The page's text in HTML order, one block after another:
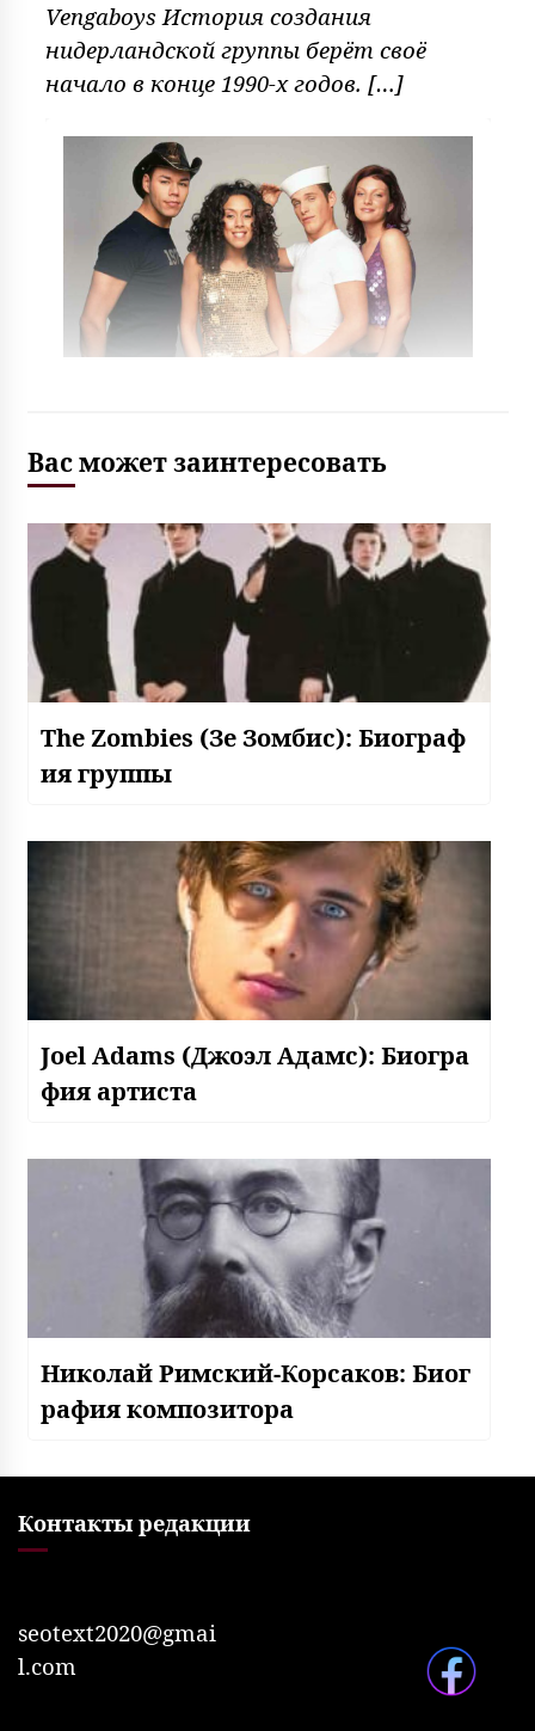
Vengaboys История создания
нидерландской группы берёт своё
начало в конце 1990-х годов. […]
Вас может заинтересовать
The Zombies (Зе Зомбис): Биограф
ия группы
Joel Adams (Джоэл Адамс): Биогра
фия артиста
Николай Римский-Корсаков: Биог
рафия композитора
Контакты редакции
seotext2020@gmai
l.com